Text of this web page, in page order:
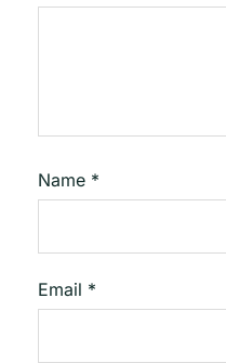
Name *
Email *